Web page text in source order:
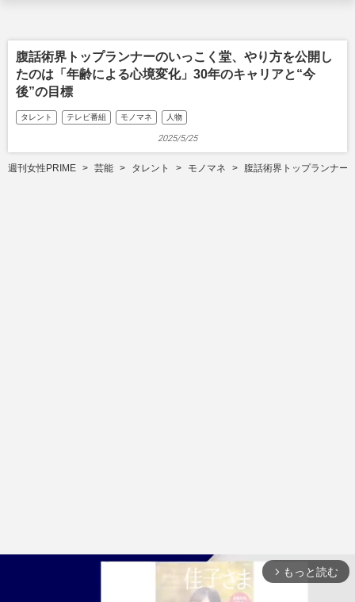
腹話術界トップランナーのいっこく堂、やり方を公開し
たのは「年齢による心境変化」30年のキャリアと“今
後”の目標
タレント テレビ番組 モノマネ 人物
2025/5/25
週刊女性PRIME 芸能 タレント モノマネ 腹話術界トップランナー
arrow_forward_ios もっと読む